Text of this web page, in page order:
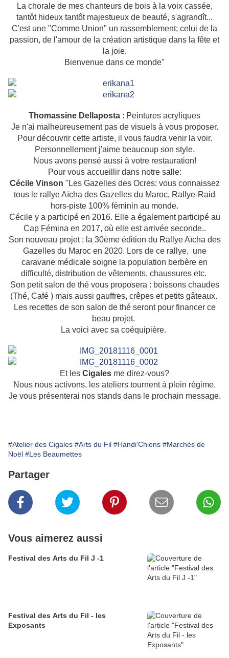
La chorale de mes chanteurs de bois à la voix cassée,
tantôt hideux tantôt majestueux de beauté, s'agrandît...
C'est une "Comme Union" un rassemblement; celui de la
passion, de l'amour de la création artistique dans la fête et
la joie.
Bienvenue dans ce monde"
Thomassine Dellaposta : Peintures acryliques
Je n'ai malheureusement pas de visuels à vous proposer.
Pour découvrir cette artiste, il vous faudra venir la voir.
Personnellement j'aime beaucoup son style.
Nous avons pensé aussi à votre restauration!
Pour vous accueillir dans notre salle:
Cécile Vinson "Les Gazelles des Ocres: vous connaissez
tous le rallye Aïcha des Gazelles du Maroc, Rallye-Raid
hors-piste 100% féminin au monde.
Cécile y a participé en 2016. Elle a également participé au
Cap Fémina en 2017, où elle est arrivée seconde..
Son nouveau projet : la 30ème édition du Rallye Aïcha des
Gazelles du Maroc en 2020. Lors de ce rallye, une
caravane médicale soigne la population berbère en
difficulté, distribution de vêtements, chaussures etc.
Son petit salon de thé vous proposera : boissons chaudes
(Thé, Café ) mais aussi gauffres, crêpes et petits gâteaux.
Les recettes de son salon de thé seront pour financer ce
beau projet.
La voici avec sa coéquipière.
Et les Cigales me direz-vous?
Nous nous activons, les ateliers tournent à plein régime.
Je vous présenterai nos stands dans le prochain message.
#Atelier des Cigales #Arts du Fil #Handi'Chiens #Marchés de
Noël #Les Beaumettes
Partager
Vous aimerez aussi
Festival des Arts du Fil J -1
Festival des Arts du Fil - les
Exposants